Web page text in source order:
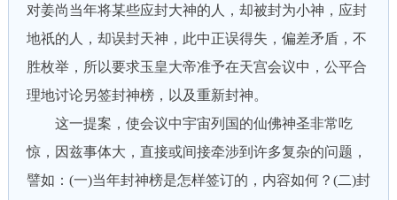
对姜尚当年将某些应封大神的人，却被封为小神，应封
地祇的人，却误封天神，此中正误得失，偏差矛盾，不
胜枚举，所以要求玉皇大帝准予在天宫会议中，公平合
理地讨论另签封神榜，以及重新封神。
这一提案，使会议中宇宙列国的仙佛神圣非常吃
惊，因兹事体大，直接或间接牵涉到许多复杂的问题，
譬如：(一)当年封神榜是怎样签订的，内容如何？(二)封